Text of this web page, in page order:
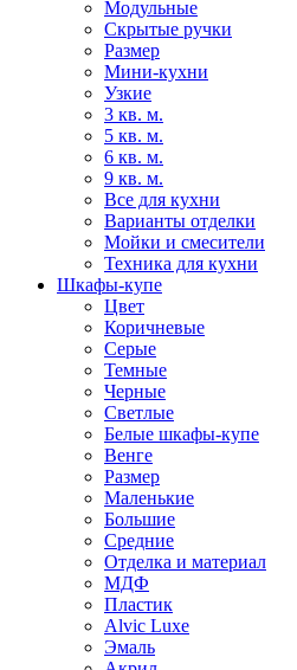
Модульные
Скрытые ручки
Размер
Мини-кухни
Узкие
3 кв. м.
5 кв. м.
6 кв. м.
9 кв. м.
Все для кухни
Варианты отделки
Мойки и смесители
Техника для кухни
Шкафы-купе
Цвет
Коричневые
Серые
Темные
Черные
Светлые
Белые шкафы-купе
Венге
Размер
Маленькие
Большие
Средние
Отделка и материал
МДФ
Пластик
Alvic Luxe
Эмаль